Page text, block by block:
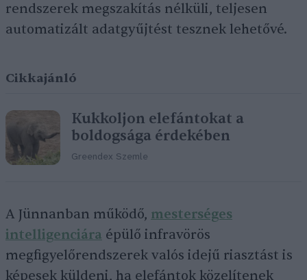
rendszerek megszakítás nélküli, teljesen
automatizált adatgyűjtést tesznek lehetővé.
Cikkajánló
Kukkoljon elefántokat a
boldogsága érdekében
Greendex Szemle
A Jünnanban működő, mesterséges
intelligenciára épülő infravörös
megfigyelőrendszerek valós idejű riasztást is
képesek küldeni, ha elefántok közelítenek